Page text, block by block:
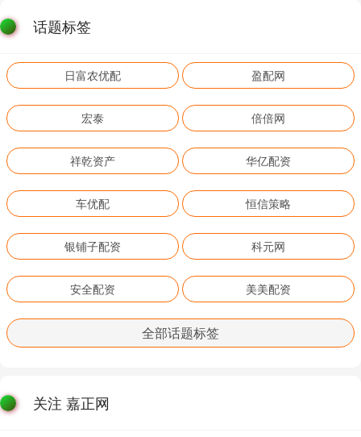
话题标签
日富农优配 盈配网
宏泰 倍倍网
祥乾资产 华亿配资
车优配 恒信策略
银铺子配资 科元网
安全配资 美美配资
全部话题标签
关注 嘉正网